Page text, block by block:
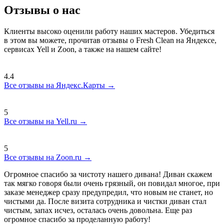
Отзывы о нас
Клиенты высоко оценили работу наших мастеров. Убедиться
в этом вы можете, прочитав отзывы о Fresh Clean на Яндексе,
сервисах Yell и Zoon, а также на нашем сайте!
4.4
Все отзывы на Яндекс.Карты →
5
Все отзывы на Yell.ru →
5
Все отзывы на Zoon.ru →
Огромное спасибо за чистоту нашего дивана! Диван скажем
так мягко говоря были очень грязный, он повидал многое, при
заказе менеджер сразу предупредил, что новым не станет, но
чистыми да. После визита сотрудника и чистки диван стал
чистым, запах исчез, осталась очень довольна. Еще раз
огромное спасибо за проделанную работу!